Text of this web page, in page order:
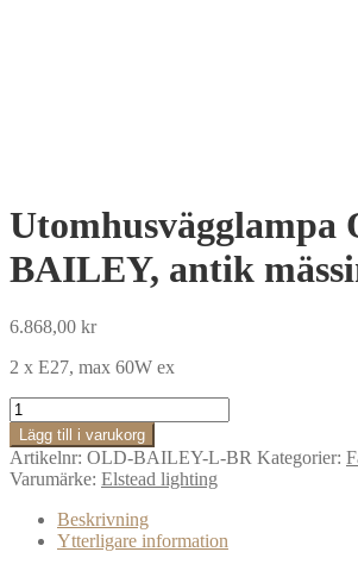
Utomhusvägglampa
BAILEY, antik
6.868,00 kr
2 x E27, max 60W ex
Utomhusvägglampa
OLD
BAILEY,
antik
mässing
mängd
Lägg till i varukorg
Artikelnr: OLD-BAILEY-L-BR Kategorier:
Varumärke: Elstead lighting
Beskrivning
Ytterligare information